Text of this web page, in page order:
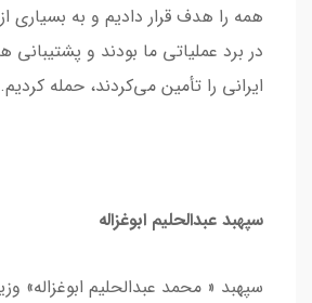
همه را هدف قرار دادیم و به بسیاری
در برد عملیاتی ما بودند و پشتیبانی
ایرانی را تأمین می‌کردند، حمله
سپهبد عبدالحلیم ابوغزاله
سپهبد « محمد عبدالحلیم ابوغزاله»